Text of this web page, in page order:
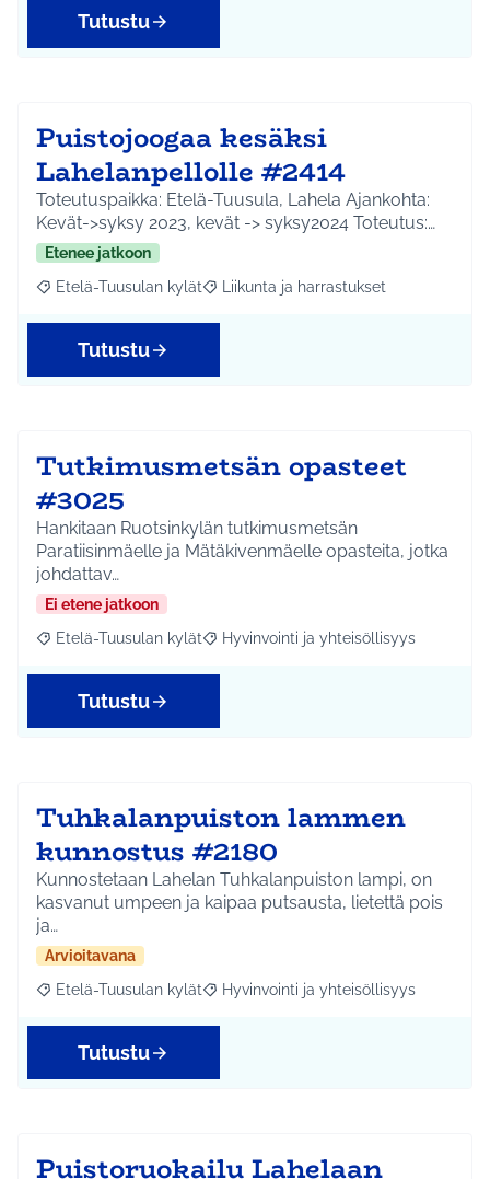
Tutustu
Puistojoogaa kesäksi
Lahelanpellolle #2414
Toteutuspaikka: Etelä-Tuusula, Lahela Ajankohta:
Kevät->syksy 2023, kevät -> syksy2024 Toteutus:…
Etenee jatkoon
Rajaa tulokset aihepiirin mukaan: Etelä-Tuusulan kylät
Etelä-Tuusulan kylät Rajaa tulokset teeman mukaan:
Liikunta ja harrastukset
Tutustu
Tutkimusmetsän opasteet
#3025
Hankitaan Ruotsinkylän tutkimusmetsän
Paratiisinmäelle ja Mätäkivenmäelle opasteita, jotka
johdattav…
Ei etene jatkoon
Rajaa tulokset aihepiirin mukaan: Etelä-Tuusulan kylät
Etelä-Tuusulan kylät Rajaa tulokset teeman mukaan:
Hyvinvointi ja yhteisöllisyys
Tutustu
Tuhkalanpuiston lammen
kunnostus #2180
Kunnostetaan Lahelan Tuhkalanpuiston lampi, on
kasvanut umpeen ja kaipaa putsausta, lietettä pois
ja…
Arvioitavana
Rajaa tulokset aihepiirin mukaan: Etelä-Tuusulan kylät
Etelä-Tuusulan kylät Rajaa tulokset teeman mukaan:
Hyvinvointi ja yhteisöllisyys
Tutustu
Puistoruokailu Lahelaan